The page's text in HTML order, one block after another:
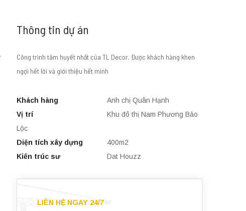
Thông tin dự án
Công trình tâm huyết nhất của TL Decor. Được khách hàng khen
ngợi hết lời và giới thiệu hết mình
Khách hàng
Anh chị Quân Hạnh
Vị trí
Khu đô thị Nam Phương Bảo
Lộc
Diện tích xây dựng
400m2
Kiến trúc sư
Dat Houzz
LIÊN HỆ NGAY 24/7